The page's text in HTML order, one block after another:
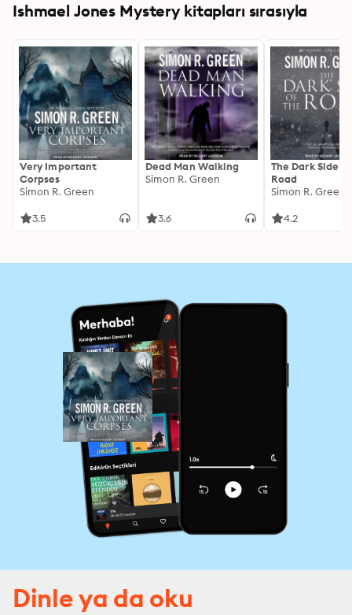
Ishmael Jones Mystery kitapları sırasıyla
Very Important
Corpses
Simon R. Green
3.5
Dead Man Walking
Simon R. Green
3.6
The Dark Side
Road
Simon R. Green
4.2
Dinle ya da oku